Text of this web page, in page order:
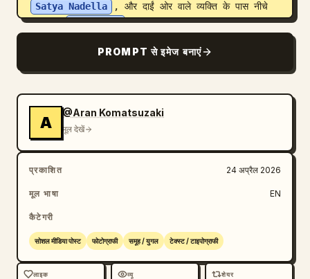
Satya Nadella
, और दाईं ओर वाले व्यक्ति के पास नीचे
दाईं ओर Elon Musk । लैंडस्केप कंपोजिशन, चेहरों और कंधों
PROMPT से इमेज बनाएं
A
@Aran Komatsuzaki
मूल देखें
प्रकाशित 24 अप्रैल 2026
मूल भाषा EN
कैटेगरी
सोशल मीडिया पोस्ट फोटोग्राफी समूह / युगल टेक्स्ट / टाइपोग्राफी
लाइक व्यू शेयर